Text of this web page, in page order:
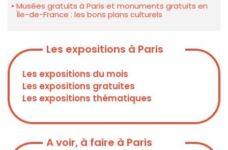
Musées gratuits à Paris et monuments gratuits en
Île-de-France : les bons plans culturels
Les expositions à Paris
Les expositions du mois
Les expositions gratuites
Les expositions thématiques
A voir, à faire à Paris